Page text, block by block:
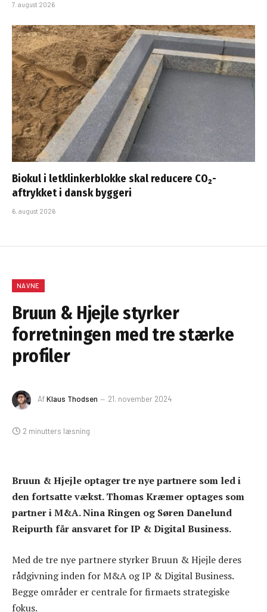
7. august 2026
Biokul i letklinkerblokke skal reducere CO₂-
aftrykket i dansk byggeri
6. august 2026
NAVNE
Bruun & Hjejle styrker
forretningen med tre stærke
profiler
AfKlaus Thodsen 21. november 2024
2 minutters læsning
Bruun & Hjejle optager tre nye partnere som led i
den fortsatte vækst. Thomas Kræmer optages som
partner i M&A. Nina Ringen og Søren Danelund
Reipurth får ansvaret for IP & Digital Business.
Med de tre nye partnere styrker Bruun & Hjejle deres
rådgivning inden for M&A og IP & Digital Business.
Begge områder er centrale for firmaets strategiske
fokus.